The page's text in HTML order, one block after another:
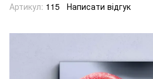
Артикул: 115 Написати відгук